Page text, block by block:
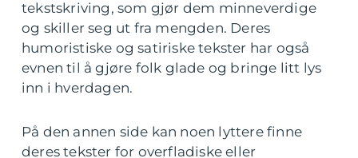
tekstskriving, som gjør dem minneverdige
og skiller seg ut fra mengden. Deres
humoristiske og satiriske tekster har også
evnen til å gjøre folk glade og bringe litt lys
inn i hverdagen.
På den annen side kan noen lyttere finne
deres tekster for overfladiske eller